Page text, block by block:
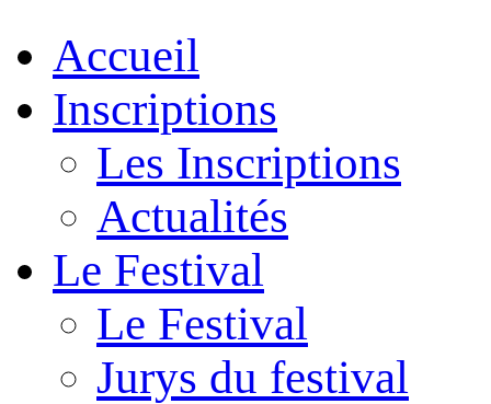
Accueil
Inscriptions
Les Inscriptions
Actualités
Le Festival
Le Festival
Jurys du festival